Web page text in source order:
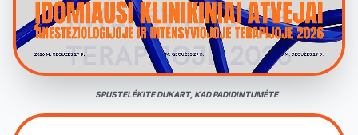
SPUSTELĖKITE DUKART, KAD PADIDINTUMĖTE